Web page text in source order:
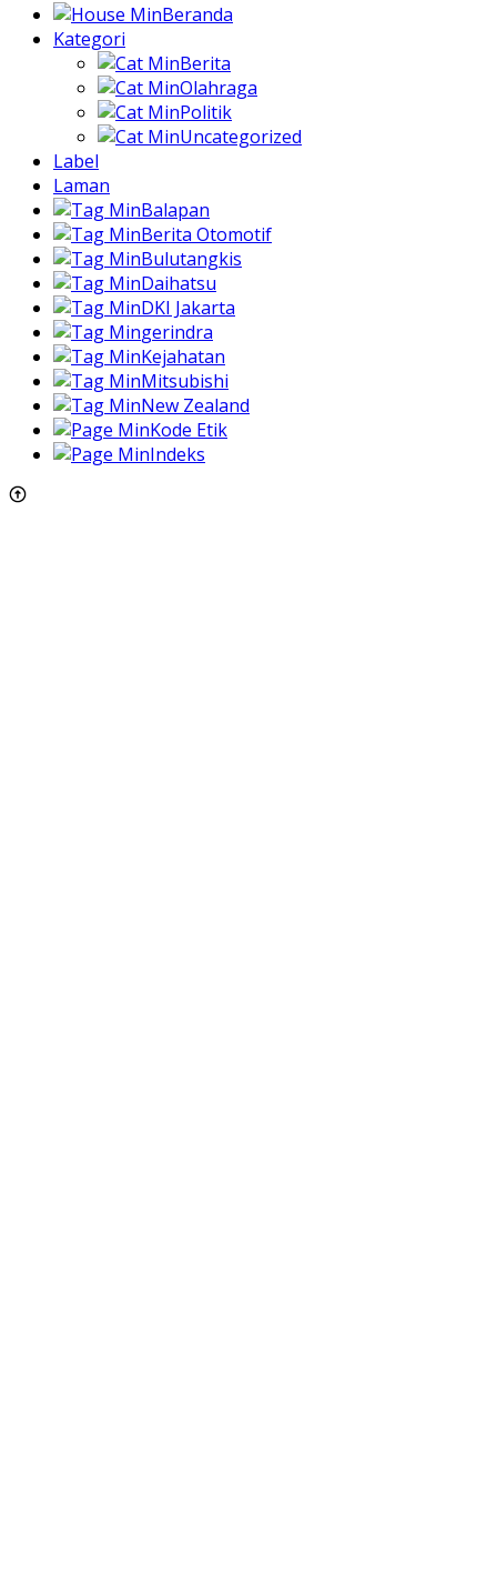
Beranda
Kategori
Berita
Olahraga
Politik
Uncategorized
Label
Laman
Balapan
Berita Otomotif
Bulutangkis
Daihatsu
DKI Jakarta
gerindra
Kejahatan
Mitsubishi
New Zealand
Kode Etik
Indeks